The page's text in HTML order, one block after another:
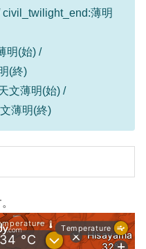
薄明
明(始) /
(終)
文薄明(始) /
薄明(終)